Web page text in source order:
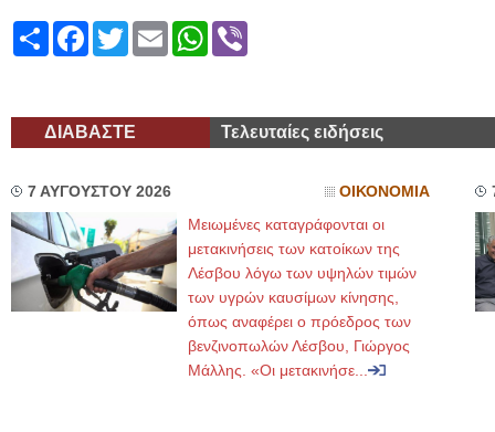
ShareFacebook
TwitterEmailWhatsApp
ΔΙΑΒΑΣΤΕ Τελευταίες ειδήσεις
7 ΑΥΓΟΥΣΤΟΥ 2026 ΟΙΚΟΝΟΜΙΑ
Μειωμένες καταγράφονται οι
μετακινήσεις των κατοίκων της
Λέσβου λόγω των υψηλών τιμών
των υγρών καυσίμων κίνησης,
όπως αναφέρει ο πρόεδρος των
βενζινοπωλών Λέσβου, Γιώργος
Μάλλης. «Οι μετακινήσε...